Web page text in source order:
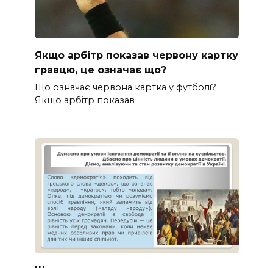
Якщо арбітр показав червону картку
гравцю, це означає що?
Що означає червона картка у футболі?
Якщо арбітр показав